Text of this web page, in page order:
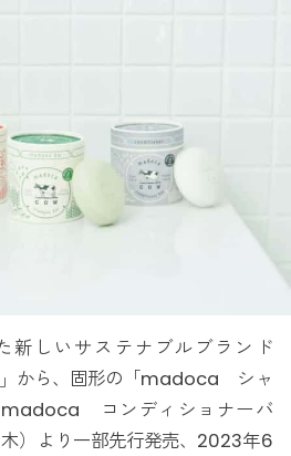
新しいサステナブルブランド
から、固形の「madoca シャ
madoca コンディショナーバ
）より一部先行発売、2023年6